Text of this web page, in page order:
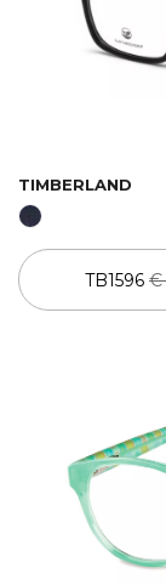
TIMBERLAND
TB1596 €